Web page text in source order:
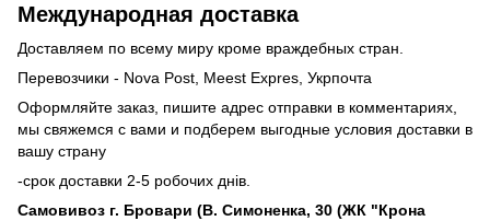
Международная доставка
Доставляем по всему миру кроме враждебных стран.
Перевозчики - Nova Post, Meest Expres, Укрпочта
Оформляйте заказ, пишите адрес отправки в комментариях,
мы свяжемся с вами и подберем выгодные условия доставки в
вашу страну
-срок доставки 2-5 робочих днів.
Самовивоз г. Бровари (В. Симоненка, 30 (ЖК "Крона